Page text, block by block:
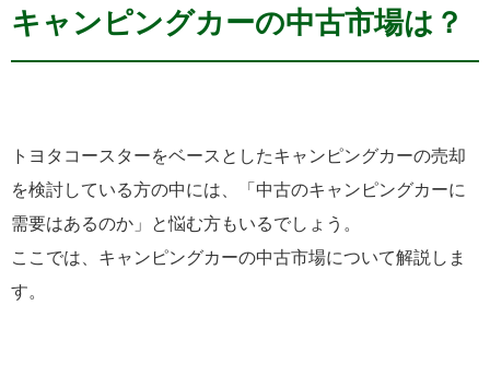
キャンピングカーの中古市場は？
トヨタコースターをベースとしたキャンピングカーの売却
を検討している方の中には、「中古のキャンピングカーに
需要はあるのか」と悩む方もいるでしょう。
ここでは、キャンピングカーの中古市場について解説しま
す。